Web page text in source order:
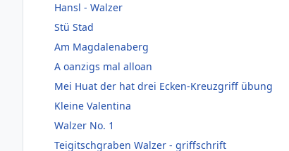
Hansl - Walzer
Stü Stad
Am Magdalenaberg
A oanzigs mal alloan
Mei Huat der hat drei Ecken-Kreuzgriff übung
Kleine Valentina
Walzer No. 1
Teigitschgraben Walzer - griffschrift